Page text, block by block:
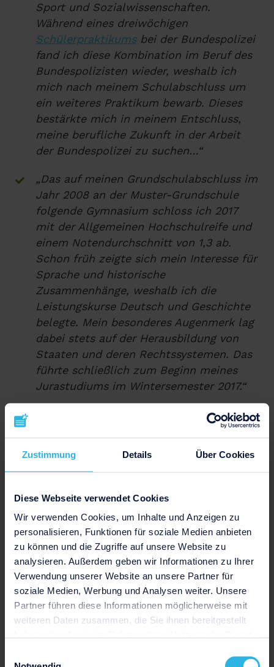
Zustimmung Details Über Cookies
Diese Webseite verwendet Cookies
Wir verwenden Cookies, um Inhalte und Anzeigen zu
personalisieren, Funktionen für soziale Medien anbieten
zu können und die Zugriffe auf unsere Website zu
analysieren. Außerdem geben wir Informationen zu Ihrer
Verwendung unserer Website an unsere Partner für
soziale Medien, Werbung und Analysen weiter. Unsere
Partner führen diese Informationen möglicherweise mit
weiteren Daten zusammen, die Sie ihnen bereitgestellt
Sport und Sozialwissenschaften.
Während eines dreiwöchigen
Schülerpraktikumsbei der Bundespolizei
fand ich diese Kombination im Beruf des
Bundespolizisten wieder, weshalb ich
mich nach meinem Schulabschluss um
ein weiteres Praktikum bewarb. Dieses
bestärkte mich in meinem Entschluss,
meine berufliche Zukunft in der Arbeit
der Bundespolizei zu suchen…“
„Das auf meinen Grundschulabschluss im
Jahr 2008 an der Muster-Grundschule
folgende Gymnasium schloss ich 2017
mit der Allgemeinen Hochschulreife und
einem Notendurchschnitt von 1,3 ab.
Schon früh zeigte sich mein Interesse für
Sprache und historische
Zusammenhänge, weshalb ich die
Leistungskurse Deutsch und Geschichte
belegte. Mein besonderes Augenmerk lag
dabei stets auf der Herausbildung von
Staaten und deren Rechtssystemen. Das
führte schließlich zum Beginn meines
Jurastudiums im Wintersemester 2017.“
Schluss
ImSchlussteildeines handschriftlichen
Schlusssätzen, in denen du deine
Bewerbungsmotivation und deine aktuelle
Situation den Lesenden darlegst. Zeige auf,
welche kurz- und langfristigen (beruflichen)
Zieledu hast und warum der ausschreibende
Arbeitgeber perfekt für dich ist. Darunter
platzierst du das aktuelleDatum, denOrt
und deineUnterschrift.
Hier sind einige gelungene Beispiele für den